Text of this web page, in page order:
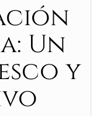
Un
y